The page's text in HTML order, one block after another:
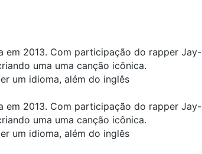
em 2013. Com participação do rapper Jay-
uma uma canção icônica.
um idioma, além do inglês
em 2013. Com participação do rapper Jay-
uma uma canção icônica.
um idioma, além do inglês